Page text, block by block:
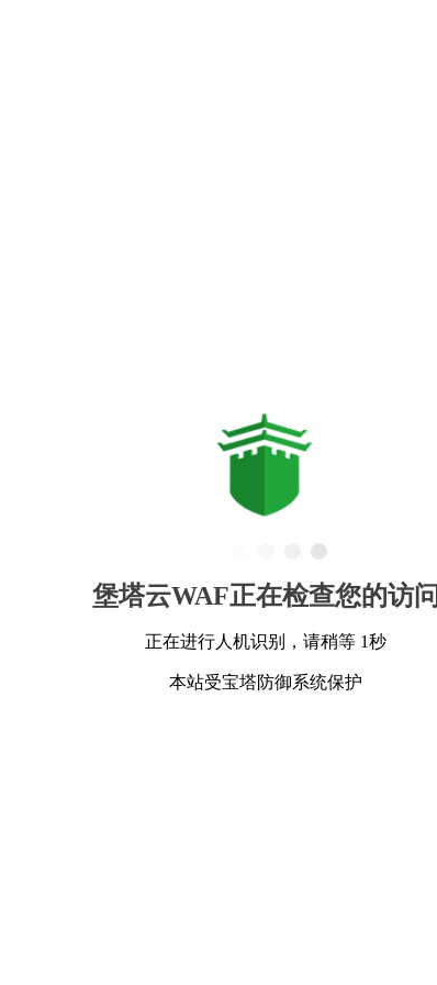
堡塔云WAF正在检查您的访问
正在进行人机识别，请稍等 1秒
本站受宝塔防御系统保护